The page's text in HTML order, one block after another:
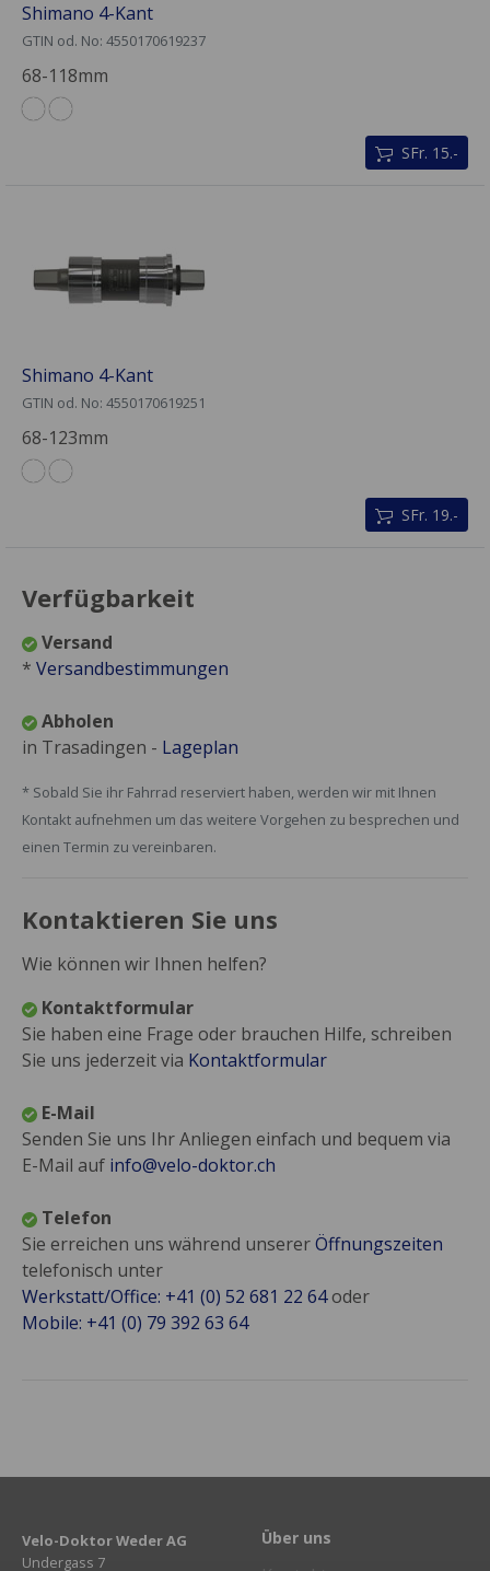
Shimano 4-Kant
GTIN od. No: 4550170619237
68-118mm
SFr. 15.-
Shimano 4-Kant
GTIN od. No: 4550170619251
68-123mm
SFr. 19.-
Verfügbarkeit
Versand
* Versandbestimmungen
Abholen
in Trasadingen - Lageplan
* Sobald Sie ihr Fahrrad reserviert haben, werden wir mit Ihnen
Kontakt aufnehmen um das weitere Vorgehen zu besprechen und
einen Termin zu vereinbaren.
Kontaktieren Sie uns
Wie können wir Ihnen helfen?
Kontaktformular
Sie haben eine Frage oder brauchen Hilfe, schreiben
Sie uns jederzeit via Kontaktformular
E-Mail
Senden Sie uns Ihr Anliegen einfach und bequem via
E-Mail auf info@velo-doktor.ch
Telefon
Sie erreichen uns während unsererÖffnungszeiten
telefonisch unter
Werkstatt/Office: +41 (0) 52 681 22 64oder
Mobile: +41 (0) 79 392 63 64
Velo-Doktor Weder AG
Undergass 7
Über uns